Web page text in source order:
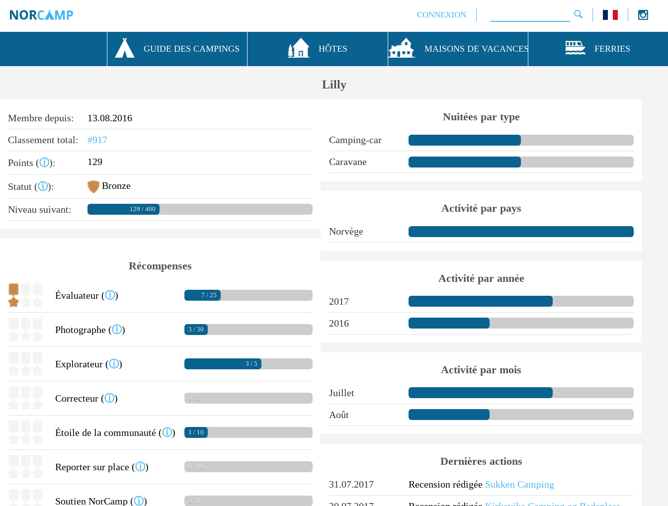
CONNEXION
GUIDE DES CAMPINGS HÔTES MAISONS DE VACANCES FERRIES
Lilly
Membre depuis:
13.08.2016
Classement total:
#917
Points (ⓘ): 129
Statut (ⓘ): Bronze
Niveau suivant: 129 / 400
Récompenses
Évaluateur (ⓘ) 7 / 25
Photographe (ⓘ) 3 / 30
Explorateur (ⓘ) 3 / 5
Correcteur (ⓘ) 0 / 5
Étoile de la communauté (ⓘ) 1 / 10
Reporter sur place (ⓘ) 0 / 10
Soutien NorCamp (ⓘ) 0 / 1
Nuitées par type
Camping-car
Caravane
Activité par pays
Norvège
Activité par année
2017
2016
Activité par mois
Juillet
Août
Dernières actions
31.07.2017 Recension rédigée Sukken Camping